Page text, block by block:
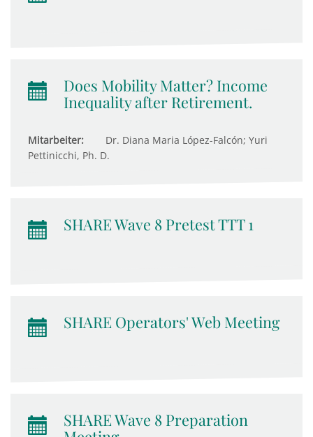
Does Mobility Matter? Income
Inequality after Retirement.
Mitarbeiter:
Dr. Diana Maria López-Falcón; Yuri
Pettinicchi, Ph. D.
SHARE Wave 8 Pretest TTT 1
SHARE Operators' Web Meeting
SHARE Wave 8 Preparation